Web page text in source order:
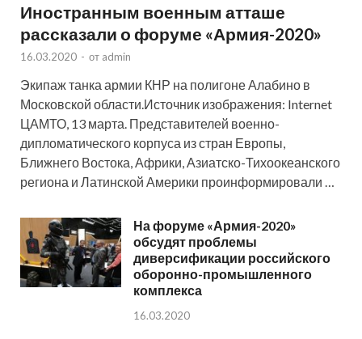
Иностранным военным атташе
рассказали о форуме «Армия-2020»
16.03.2020 - от admin
Экипаж танка армии КНР на полигоне Алабино в
Московской области.Источник изображения: Internet
ЦАМТО, 13 марта. Представителей военно-
дипломатического корпуса из стран Европы,
Ближнего Востока, Африки, Азиатско-Тихоокеанского
региона и Латинской Америки проинформировали …
На форуме «Армия-2020»
обсудят проблемы
диверсификации российского
оборонно-промышленного
комплекса
16.03.2020